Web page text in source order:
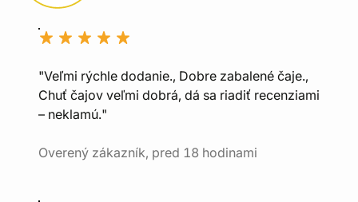
"Veľmi rýchle dodanie., Dobre zabalené čaje.,
Chuť čajov veľmi dobrá, dá sa riadiť recenziami
– neklamú."
Overený zákazník, pred 18 hodinami